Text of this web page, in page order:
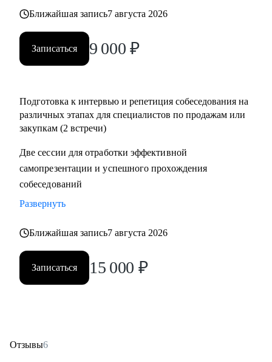
• Помощь в подготовке к прохождению тестирования SHL
Кому могу помочь:
• B2B продажи и закупки (услуги, товары)
• маркетплейсы.
Ближайшая запись7 августа 2026
Записаться 9 000 ₽
Подготовка к интервью и репетиция собеседования на
различных этапах для специалистов по продажам или
закупкам (2 встречи)
Две сессии для отработки эффективной
самопрезентации и успешного прохождения
собеседований
Развернуть
Ближайшая запись7 августа 2026
Записаться 15 000 ₽
Отзывы6